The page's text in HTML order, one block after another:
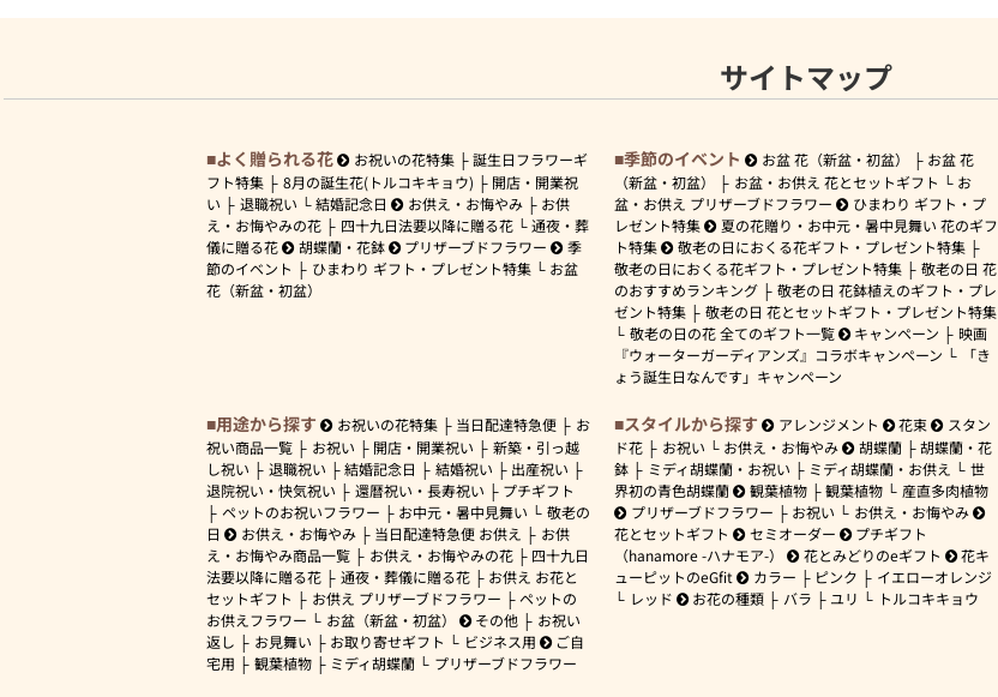
サイトマップ
よく贈られる花 お祝いの花特集
誕生日フラワーギ
フト特集
8月の誕生花(トルコキキョウ)
開店・開業祝
い
退職祝い 結婚記念日 お供え・お悔やみ
お供
え・お悔やみの花
四十九日法要以降に贈る花
通夜・葬
儀に贈る花
胡蝶蘭・花鉢 プリザーブドフラワー
季
節のイベント
ひまわり ギフト・プレゼント特集
お盆
花（新盆・初盆）
季節のイベント お盆 花（新盆・初盆）
お盆 花
（新盆・初盆）
お盆・お供え 花とセットギフト
お
盆・お供え プリザーブドフラワー
ひまわり ギフト・プ
レゼント特集
夏の花贈り・お中元・暑中見舞い 花のギフ
ト特集
敬老の日におくる花ギフト・プレゼント特集
敬老の日におくる花ギフト・プレゼント特集
敬老の日 花
のおすすめランキング
敬老の日 花鉢植えのギフト・プレ
ゼント特集
敬老の日 花とセットギフト・プレゼント特集
敬老の日の花 全てのギフト一覧
キャンペーン
映画
『ウォーターガーディアンズ』コラボキャンペーン
「き
ょう誕生日なんです」キャンペーン
用途から探す お祝いの花特集 当日配達特急便
お
祝い商品一覧
お祝い 開店・開業祝い
新築・引っ越
し祝い
退職祝い 結婚記念日 結婚祝い
出産祝い
退院祝い・快気祝い
還暦祝い・長寿祝い
プチギフト
ペットのお祝いフラワー
お中元・暑中見舞い
敬老の
日
お供え・お悔やみ 当日配達特急便 お供え
お供
え・お悔やみ商品一覧
お供え・お悔やみの花
四十九日
法要以降に贈る花
通夜・葬儀に贈る花
お供え お花と
セットギフト
お供え プリザーブドフラワー
ペットの
お供えフラワー
お盆（新盆・初盆） その他
お祝い
返し
お見舞い お取り寄せギフト ビジネス用
ご自
宅用
観葉植物 ミディ胡蝶蘭 プリザーブドフラワー
スタイルから探す アレンジメント 花束
スタン
ド花
お祝い お供え・お悔やみ 胡蝶蘭
胡蝶蘭・花
鉢
ミディ胡蝶蘭・お祝い ミディ胡蝶蘭・お供え
世
界初の青色胡蝶蘭
観葉植物 観葉植物
産直多肉植物
プリザーブドフラワー
お祝い
お供え・お悔やみ
花とセットギフト
セミオーダー
プチギフト
（hanamore -ハナモア-）
花とみどりのeギフト
花キ
ューピットのeGfit
カラー ピンク
イエローオレンジ
レッド
お花の種類 バラ ユリ トルコキキョウ